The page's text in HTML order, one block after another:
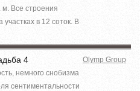
м. Все строения
в 12 соток. В
4
немного снобизма
сентиментальности
Olymp Group